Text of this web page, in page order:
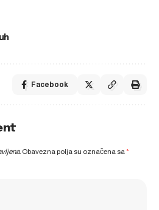
Facebook
Obavezna polja su označena sa*